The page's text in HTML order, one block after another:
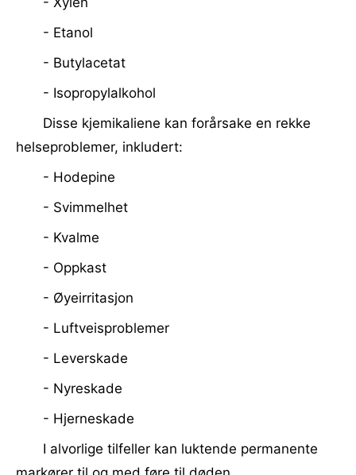
- Etanol
- Butylacetat
- Isopropylalkohol
Disse kjemikaliene kan forårsake en rekke
helseproblemer, inkludert:
- Hodepine
- Svimmelhet
- Kvalme
- Oppkast
- Øyeirritasjon
- Luftveisproblemer
- Leverskade
- Nyreskade
- Hjerneskade
I alvorlige tilfeller kan luktende permanente